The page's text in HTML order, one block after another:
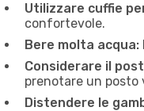
Utilizzare cuffie
confortevole.
Bere molta acqua:
Considerare il
prenotare un posto
Distendere le